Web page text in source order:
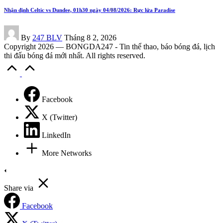
Nhận định Celtic vs Dundee, 01h30 ngày 04/08/2026: Rực lửa Paradise
Posted
by
By 247 BLV Tháng 8 2, 2026
Copyright 2026 — BONGDA247 - Tin thể thao, báo bóng đá, lịch
thi đấu bóng đá mới nhất. All rights reserved.
Facebook
X (Twitter)
LinkedIn
More Networks
Share via
Facebook